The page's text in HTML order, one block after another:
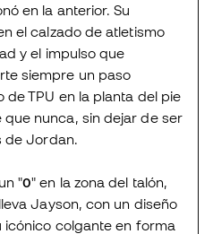
en la anterior. Su
el calzado de atletismo
y el impulso que
siempre un paso
de TPU en la planta del pie
nunca, sin dejar de ser
de Jordan.
"0" en la zona del talón,
Jayson, con un diseño
icónico colgante en forma